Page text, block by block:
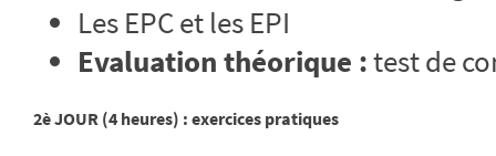
Les EPC et les EPI
Evaluation théorique :test de
2è JOUR (4 heures) : exercices pratiques